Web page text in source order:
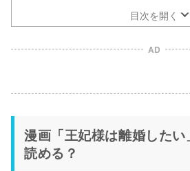
目次を開く
AD
漫画「王妃様は離婚した
読める？